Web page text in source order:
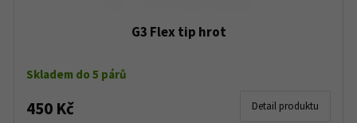
G3 Flex tip hrot
Skladem do 5 párů
450 Kč Detail produktu